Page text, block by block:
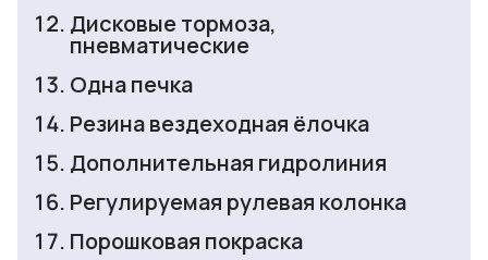
Дисковые тормоза,
пневматические
Одна печка
Резина вездеходная ёлочка
Дополнительная гидролиния
Регулируемая рулевая колонка
Порошковая покраска